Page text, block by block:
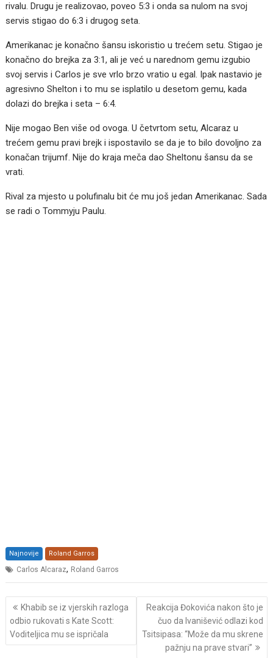
rivalu. Drugu je realizovao, poveo 5:3 i onda sa nulom na svoj
servis stigao do 6:3 i drugog seta.
Amerikanac je konačno šansu iskoristio u trećem setu. Stigao je
konačno do brejka za 3:1, ali je već u narednom gemu izgubio
svoj servis i Carlos je sve vrlo brzo vratio u egal. Ipak nastavio je
agresivno Shelton i to mu se isplatilo u desetom gemu, kada
dolazi do brejka i seta – 6:4.
Nije mogao Ben više od ovoga. U četvrtom setu, Alcaraz u
trećem gemu pravi brejk i ispostavilo se da je to bilo dovoljno za
konačan trijumf. Nije do kraja meča dao Sheltonu šansu da se
vrati.
Rival za mjesto u polufinalu bit će mu još jedan Amerikanac. Sada
se radi o Tommyju Paulu.
Najnovije Roland Garros
Carlos Alcaraz, Roland Garros
Post
navigation
Khabib se iz vjerskih razloga
odbio rukovati s Kate Scott:
Voditeljica mu se ispričala
Reakcija Đokovića nakon što je
čuo da Ivanišević odlazi kod
Tsitsipasa: “Može da mu skrene
pažnju na prave stvari”